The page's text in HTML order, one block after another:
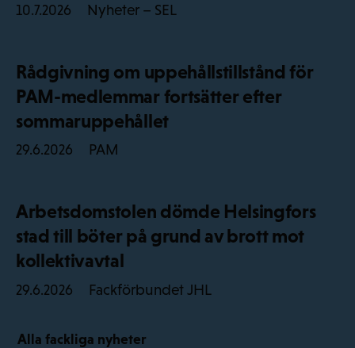
10.7.2026 Nyheter – SEL
Rådgivning om uppehållstillstånd för
PAM-medlemmar fortsätter efter
sommaruppehållet
29.6.2026 PAM
Arbetsdomstolen dömde Helsingfors
stad till böter på grund av brott mot
kollektivavtal
29.6.2026 Fackförbundet JHL
Alla fackliga nyheter